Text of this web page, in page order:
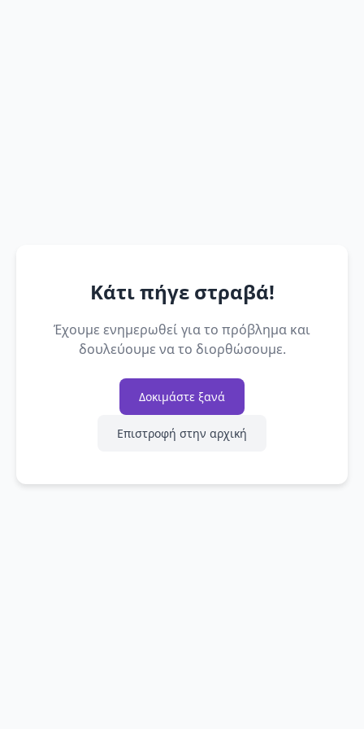
Κάτι πήγε στραβά!
Έχουμε ενημερωθεί για το πρόβλημα και
δουλεύουμε να το διορθώσουμε.
Δοκιμάστε ξανά
Επιστροφή στην αρχική